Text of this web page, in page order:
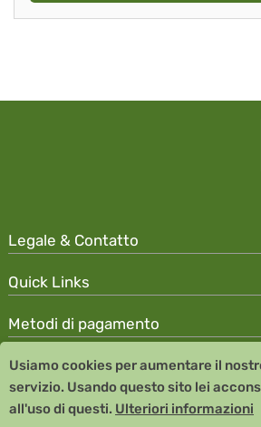
Legale & Contatto
Quick Links
Metodi di pagamento
Copyright © 2026 Team Santé
Remedia Homeopathy GmbH GMP
manufacturer
Usiamo cookies per aumentare il
servizio. Usando questo sito lei
all'uso di questi. Ulteriori informazioni